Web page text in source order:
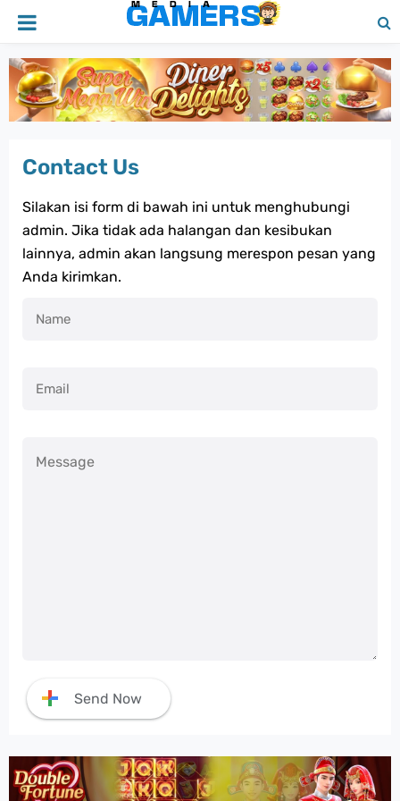
Contact Us
Silakan isi form di bawah ini untuk menghubungi
admin. Jika tidak ada halangan dan kesibukan
lainnya, admin akan langsung merespon pesan yang
Anda kirimkan.